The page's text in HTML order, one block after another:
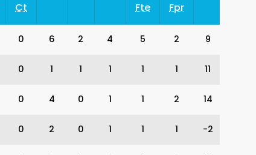
Ct Fte Fpr
0 6 2 4 5 2 9
0 1 1 1 1 1 11
0 4 0 1 1 2 14
0 2 0 1 1 1 -2